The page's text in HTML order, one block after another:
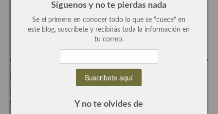
Plato principal
Aves
Pescado y Marisco
Concha Bernad
Periodista, blogger y cocinera de este blog.
Entradas Relacionadas
Síguenos y no te pierdas nada
Se el primero en conocer todo lo que se "cuece" en
este blog, suscribete y recibirás toda la información en
tu correo.
Y no te olvides de